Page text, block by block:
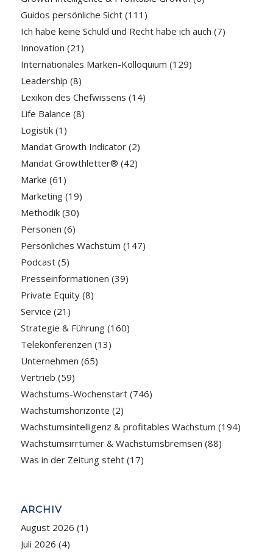
Guidos persönliche Sicht(111)
Ich habe keine Schuld und Recht habe ich auch (7)
Innovation (21)
Internationales Marken-Kolloquium (129)
Leadership (8)
Lexikon des Chefwissens (14)
Life Balance (8)
Logistik(1)
Mandat Growth Indicator(2)
Mandat Growthletter® (42)
Marke (61)
Marketing(19)
Methodik(30)
Personen (6)
Persönliches Wachstum (147)
Podcast(5)
Presseinformationen (39)
Private Equity(8)
Service (21)
Strategie & Führung(160)
Telekonferenzen (13)
Unternehmen (65)
Vertrieb (59)
Wachstums-Wochenstart(746)
Wachstumshorizonte (2)
Wachstumsintelligenz & profitables Wachstum (194)
Wachstumsirrtümer & Wachstumsbremsen (88)
Was in der Zeitung steht(17)
ARCHIV
August 2026 (1)
Juli 2026 (4)